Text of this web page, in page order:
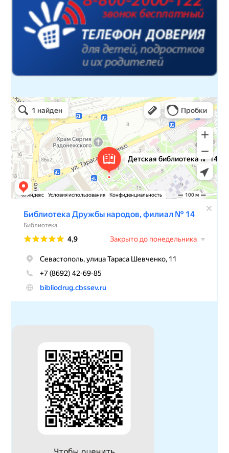
Детская библиотека № 14 Дружбы народов
Библиотека в Севастополе